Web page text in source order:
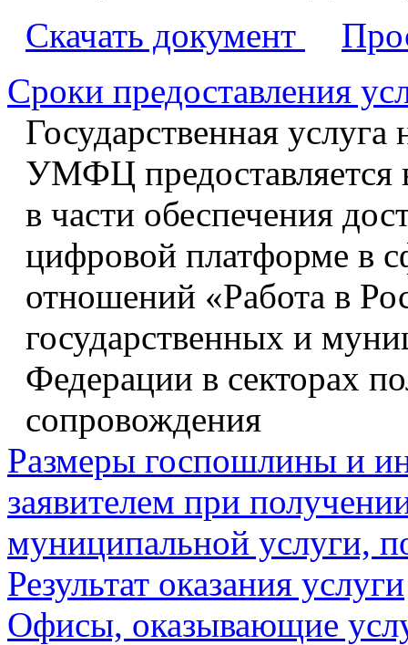
Скачать документ
Сроки предоставления
Государственная
УМФЦ предоставляется
в части обеспечения
цифровой платформе в
отношений «Работа в
государственных и
Федерации в секторах
сопровождения
Размеры госпошлины и
заявителем при
муниципальной услуги,
Результат оказания услуги
Офисы, оказывающие